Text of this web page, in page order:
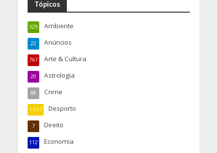
Tópicos
Ambiente
329
Anúncios
22
Arte & Cultura
767
Astrologia
20
Crime
68
Desporto
1.017
Direito
7
Economia
112